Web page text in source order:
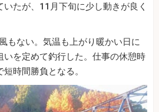
いたが、11月下旬に少し動きが良く
もない。気温も上がり暖かい日に
いを定めて釣行した。仕事の休憩時
時間勝負となる。